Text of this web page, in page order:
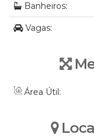
Banheiros:
Vagas:
Área Útil: